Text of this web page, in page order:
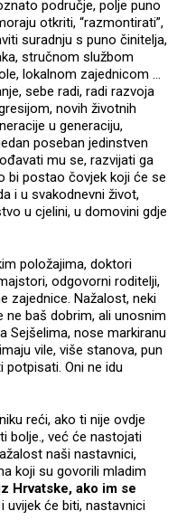
područje, polje puno
otkriti, “razmontirati”,
suradnju s puno činitelja,
stručnom službom
lokalnom zajednicom …
sebe radi, radi razvoja
novih životnih
u generaciju,
poseban jedinstven
mu se, razvijati ga
bi postao čovjek koji će se
i u svakodnevni život,
u cjelini, u domovini gdje
položajima, doktori
odgovorni roditelji,
zajednice. Nažalost, neki
ne baš dobrim, ali unosnim
Sejšelima, nose markiranu
vile, više stanova, pun
potpisati. Oni ne idu
reći, ako ti nije ovdje
bolje., već će nastojati
naši nastavnici,
koji su govorili mladim
Hrvatske, ako im se
uvijek će biti, nastavnici